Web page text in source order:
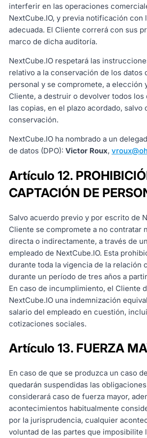
interferir en las operaciones
NextCube.IO, y previa notificación con
adecuada. El Cliente correrá con sus
marco de dicha auditoría.
NextCube.IO respetará las
relativo a la conservación de los datos
personal y se compromete, a elección
Cliente, a destruir o devolver todos los
las copias, en el plazo acordado, salvo
conservación.
NextCube.IO ha nombrado a un
de datos (DPO): Victor Roux,
Artículo 12.
CAPTACIÓN DE
Salvo acuerdo previo y por escrito de
Cliente se compromete a no contratar
directa o indirectamente, a través de
empleado de NextCube.IO. Esta
durante toda la vigencia de la relación
durante un período de tres años a
En caso de incumplimiento, el Cliente
NextCube.IO una indemnización
salario del empleado en cuestión,
cotizaciones sociales.
Artículo 13. FUERZA
En caso de que se produzca un caso
quedarán suspendidas las
considerará caso de fuerza mayor,
acontecimientos habitualmente
por la jurisprudencia, cualquier
voluntad de las partes que imposibilite